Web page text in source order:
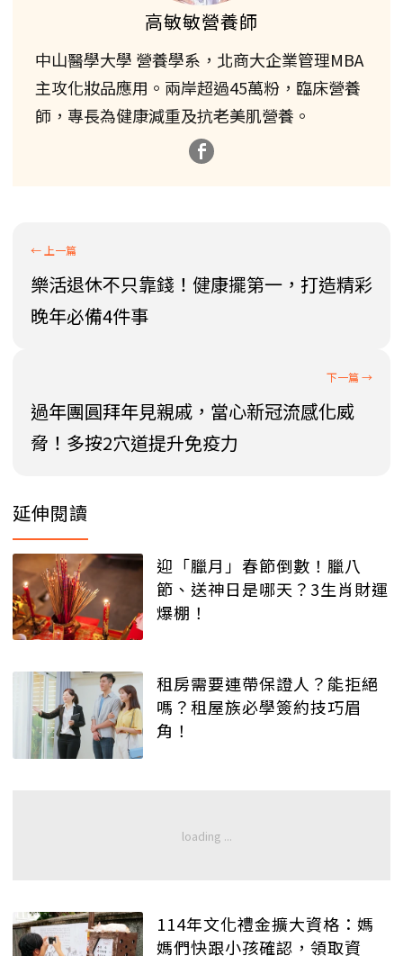
高敏敏營養師
中山醫學大學 營養學系，北商大企業管理MBA
主攻化妝品應用。兩岸超過45萬粉，臨床營養
師，專長為健康減重及抗老美肌營養。
樂活退休不只靠錢！健康擺第一，打造精彩
晚年必備4件事
過年團圓拜年見親戚，當心新冠流感化威
脅！多按2穴道提升免疫力
延伸閱讀
迎「臘月」春節倒數！臘八
節、送神日是哪天？3生肖財運
爆棚！
租房需要連帶保證人？能拒絕
嗎？租屋族必學簽約技巧眉
角！
114年文化禮金擴大資格：媽
媽們快跟小孩確認，領取資